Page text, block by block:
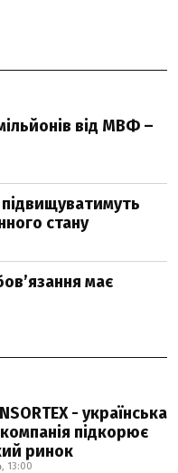
від МВФ –
стану
має
- українська
підкорює
ринок
13:00